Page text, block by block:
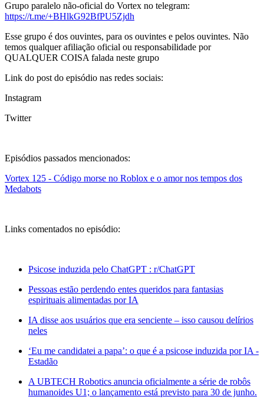
Grupo paralelo não-oficial do Vortex no telegram:
https://t.me/+BHlkG92BfPU5Zjdh
Esse grupo é dos ouvintes, para os ouvintes e pelos ouvintes. Não
temos qualquer afiliação oficial ou responsabilidade por
QUALQUER COISA falada neste grupo
Link do post do episódio nas redes sociais:
Instagram
Twitter
Episódios passados mencionados:
Vortex 125 - Código morse no Roblox e o amor nos tempos dos
Medabots
Links comentados no episódio:
Psicose induzida pelo ChatGPT : r/ChatGPT
Pessoas estão perdendo entes queridos para fantasias
espirituais alimentadas por IA
IA disse aos usuários que era senciente – isso causou delírios
neles
‘Eu me candidatei a papa’: o que é a psicose induzida por IA -
Estadão
A UBTECH Robotics anuncia oficialmente a série de robôs
humanoides U1; o lançamento está previsto para 30 de junho.